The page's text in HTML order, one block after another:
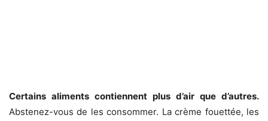
Certains aliments contiennent plus d’air que d’autres.
Abstenez-vous de les consommer. La crème fouettée, les